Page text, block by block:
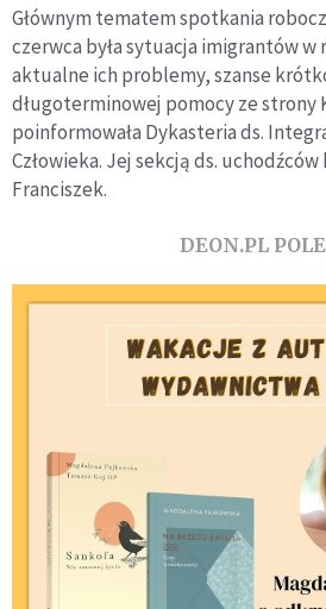
Głównym tematem spotkania
czerwca była sytuacja imigrantów w
aktualne ich problemy, szanse
długoterminowej pomocy ze strony
poinformowała Dykasteria ds.
Człowieka. Jej sekcją ds.
Franciszek.
DEON.PL